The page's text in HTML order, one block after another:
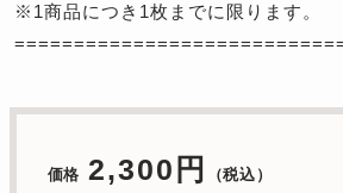
※1商品につき1枚までに限ります。
価格 2,300円 （税込）